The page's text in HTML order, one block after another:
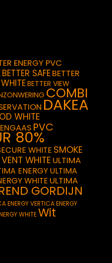
ENERGY PVC
BETTER SAFEBETTER
BETTER VIEW
COMBI
DAKEA
WHITE
PVC
80%
WHITE SMOKE
WHITE ULTIMA
ENERGYULTIMA
WHITE ULTIMA
GORDIJN
ENERGYVERTICA ENERGY
WHITEWit